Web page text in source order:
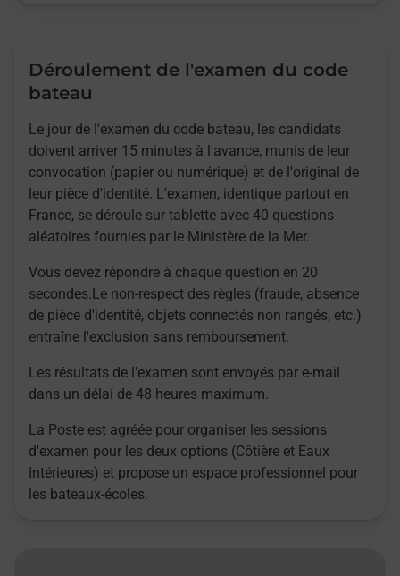
Déroulement de l'examen du code
bateau
Le jour de l'examen du code bateau, les candidats
doivent arriver 15 minutes à l'avance, munis de leur
convocation (papier ou numérique) et de l'original de
leur pièce d'identité. L'examen, identique partout en
France, se déroule sur tablette avec 40 questions
aléatoires fournies par le Ministère de la Mer.
Vous devez répondre à chaque question en 20
secondes.Le non-respect des règles (fraude, absence
de pièce d'identité, objets connectés non rangés, etc.)
entraîne l'exclusion sans remboursement.
Les résultats de l'examen sont envoyés par e-mail
dans un délai de 48 heures maximum.
La Poste est agréée pour organiser les sessions
d'examen pour les deux options (Côtière et Eaux
Intérieures) et propose un espace professionnel pour
les bateaux-écoles.